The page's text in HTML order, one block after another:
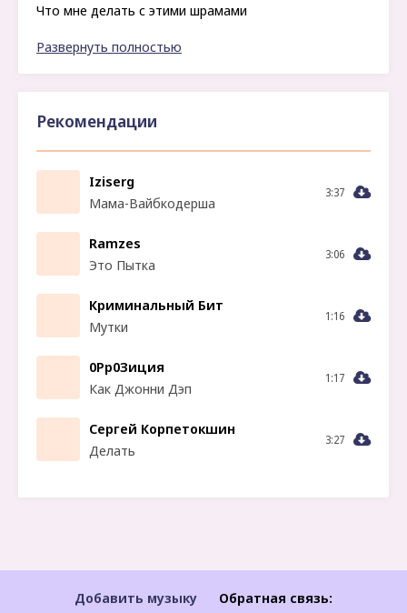
Что мне делать с этими шрамами
Развернуть полностью
Рекомендации
Iziserg
Мама-Вайбкодерша
3:37
Ramzes
Это Пытка
3:06
Криминальный Бит
Мутки
1:16
0Pp0Зиция
Как Джонни Дэп
1:17
Сергей Корпетокшин
Делать
3:27
Добавить музыку Обратная связь: